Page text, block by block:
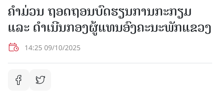
ຄໍາມ່ວນ ຖອດຖອນບົດຮຽນການກະກຽມ
ແລະ ດຳເນີນກອງຜູ້ແທນອົງຄະນະພັກແຂວງ
14:25 09/10/2025